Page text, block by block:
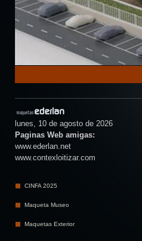
lunes, 10 de agosto de 2026
Paginas Web amigas:
www.ederlan.net
www.contexloitizar.com
CINFA 2025
Maqueta Museo
Maquetas Exterior